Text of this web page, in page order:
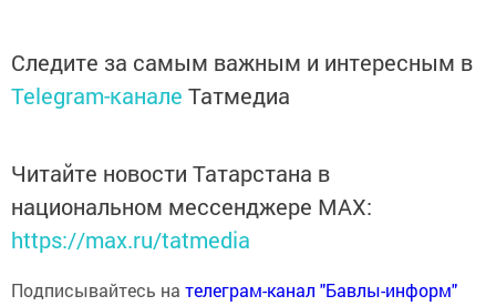
Следите за самым важным и интересным в
Telegram-канале Татмедиа
Читайте новости Татарстана в
национальном мессенджере MАХ:
https://max.ru/tatmedia
Подписывайтесь на телеграм-канал "Бавлы-информ"